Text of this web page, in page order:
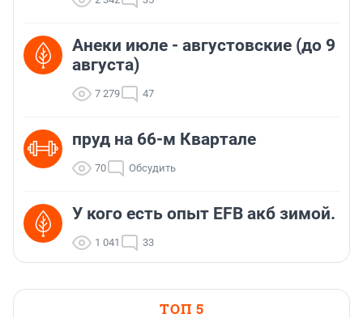
Анеки июле - августовские (до 9
августа)
7 279 47
пруд на 66-м Квартале
70 Обсудить
У кого есть опыт EFB акб зимой.
1 041 33
ТОП 5